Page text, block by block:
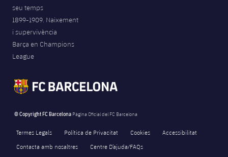
seu temps
1899-1909. Naixement
i supervivència
Barça en Champions
League
© Copyright FC Barcelona Pàgina Oficial del FC Barcelona
Termes Legals Política de Privacitat Cookies
Accessibilitat
Contacta amb nosaltres
Centre D’ajuda/FAQs